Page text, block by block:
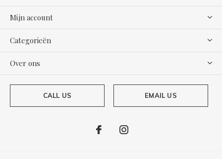
Mijn account
Categorieën
Over ons
CALL US EMAIL US